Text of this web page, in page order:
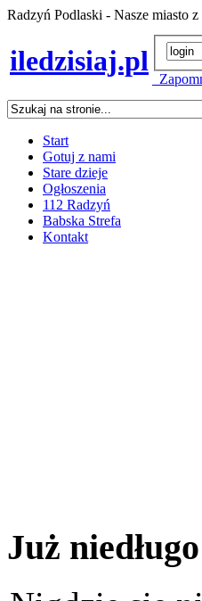
Radzyń Podlaski - Nasze miasto
iledzisiaj.pl
Start
Gotuj z nami
Stare dzieje
Ogłoszenia
112 Radzyń
Babska Strefa
Kontakt
Już niedługo